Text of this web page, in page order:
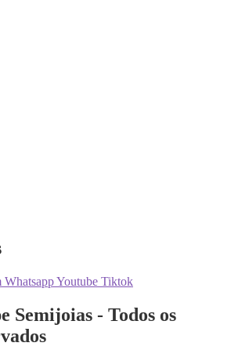
WhatsappYoutube Tiktok
Semijoias - Todos os